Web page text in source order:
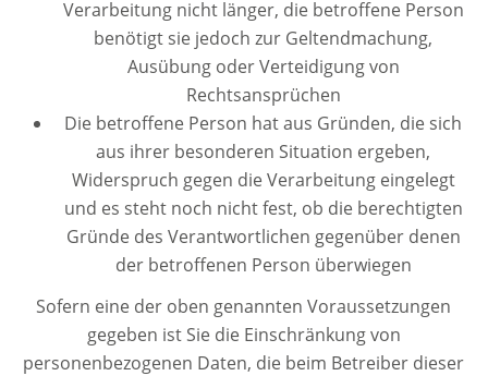
Verarbeitung nicht länger, die betroffene Person
benötigt sie jedoch zur Geltendmachung,
Ausübung oder Verteidigung von
Rechtsansprüchen
Die betroffene Person hat aus Gründen, die sich
aus ihrer besonderen Situation ergeben,
Widerspruch gegen die Verarbeitung eingelegt
und es steht noch nicht fest, ob die berechtigten
Gründe des Verantwortlichen gegenüber denen
der betroffenen Person überwiegen
Sofern eine der oben genannten Voraussetzungen
gegeben ist Sie die Einschränkung von
personenbezogenen Daten, die beim Betreiber dieser